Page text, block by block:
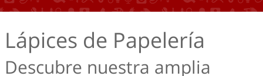
Lápices de Papelería
Descubre nuestra amplia